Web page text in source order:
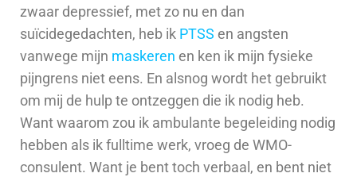
zwaar depressief, met zo nu en dan
suïcidegedachten, heb ik PTSS en angsten
vanwege mijn maskeren en ken ik mijn fysieke
pijngrens niet eens. En alsnog wordt het gebruikt
om mij de hulp te ontzeggen die ik nodig heb.
Want waarom zou ik ambulante begeleiding nodig
hebben als ik fulltime werk, vroeg de WMO-
consulent. Want je bent toch verbaal, en bent niet